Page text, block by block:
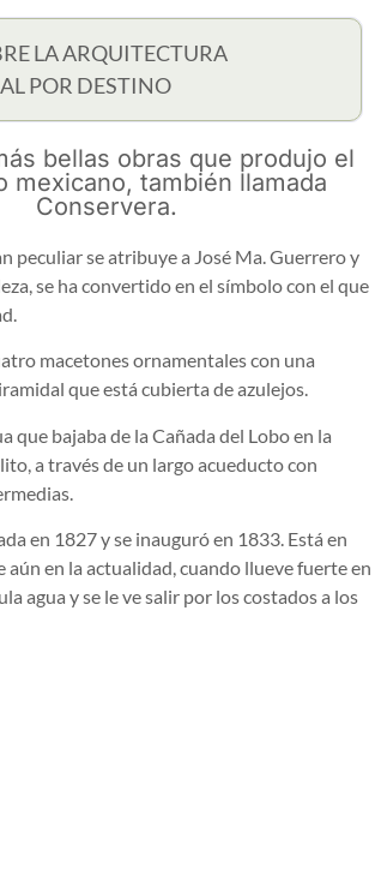
LA ARQUITECTURA
POR DESTINO
bellas obras que produjo el
mexicano, también llamada
Conservera.
peculiar se atribuye a José Ma. Guerrero y
se ha convertido en el símbolo con el que
macetones ornamentales con una
que está cubierta de azulejos.
que bajaba de la Cañada del Lobo en la
a través de un largo acueducto con
en 1827 y se inauguró en 1833. Está en
aún en la actualidad, cuando llueve fuerte en
agua y se le ve salir por los costados a los